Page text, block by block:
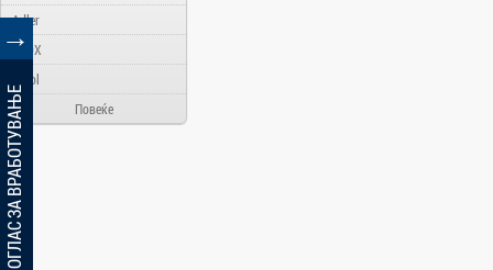
Adler
AFOX
Ainol
Alcatel
Allview
Aloha Day
AMD
AOC
Apache
Повеќе
ОГЛАС ЗА ВРАБОТУВАЊЕ
→